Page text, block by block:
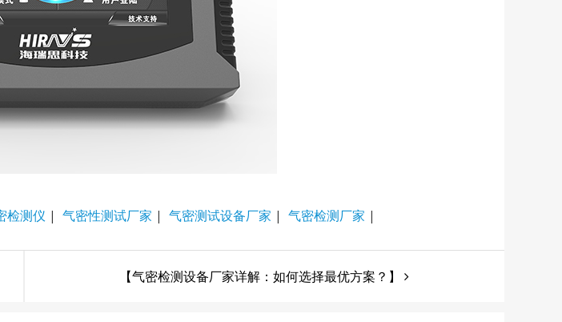
检测仪 | 气密性测试厂家 | 气密测试设备厂家 | 气密检测厂家 |
【气密检测设备厂家详解：如何选择最优方案？】